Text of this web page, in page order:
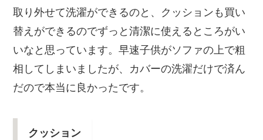
取り外せて洗濯ができるのと、クッションも買い
替えができるのでずっと清潔に使えるところがい
いなと思っています。早速子供がソファの上で粗
相してしまいましたが、カバーの洗濯だけで済ん
だので本当に良かったです。
クッション